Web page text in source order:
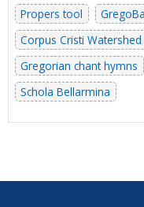
Propers tool
Corpus Cristi Watershed
Gregorian chant hymns
Schola Bellarmina